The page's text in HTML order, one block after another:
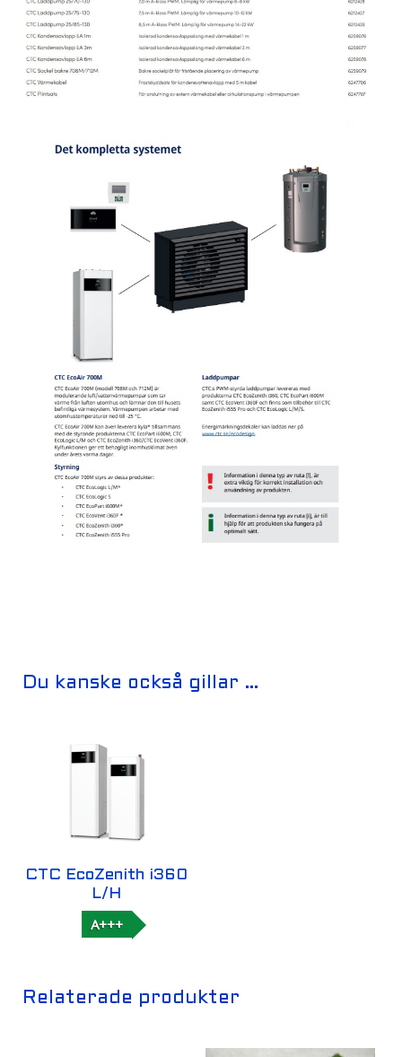
Du kanske också gillar …
CTC EcoZenith i360
L/H
A+++
Relaterade produkter